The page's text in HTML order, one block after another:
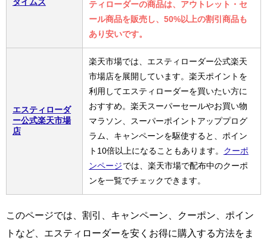
タイムズ
ティローダーの商品は、アウトレット・セ
ール商品を販売し、50%以上の割引商品も
あり安いです。
エスティローダ
ー公式楽天市場
店
楽天市場では、エスティローダー公式楽天
市場店を展開しています。楽天ポイントを
利用してエスティローダーを買いたい方に
おすすめ。楽天スーパーセールやお買い物
マラソン、スーパーポイントアッププログ
ラム、キャンペーンを駆使すると、ポイン
ト10倍以上になることもあります。 クーポ
ンページでは、楽天市場で配布中のクーポ
ンを一覧でチェックできます。
このページでは、割引、キャンペーン、クーポン、ポイン
トなど、エスティローダーを安くお得に購入する方法をま